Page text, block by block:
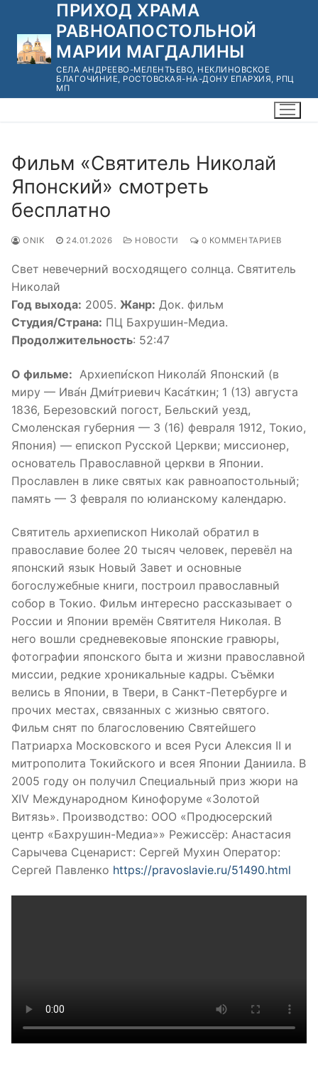
содержимому
ПРИХОД ХРАМА
РАВНОАПОСТОЛЬНОЙ
МАРИИ МАГДАЛИНЫ
СЕЛА АНДРЕЕВО-МЕЛЕНТЬЕВО, НЕКЛИНОВСКОЕ
БЛАГОЧИНИЕ, РОСТОВСКАЯ-НА-ДОНУ ЕПАРХИЯ, РПЦ
МП
Фильм «Святитель Николай
Японский» смотреть
бесплатно
ONIK 24.01.2026 НОВОСТИ 0 КОММЕНТАРИЕВ
Свет невечерний восходящего солнца. Святитель
Николай
Год выхода: 2005. Жанр: Док. фильм
Студия/Страна: ПЦ Бахрушин-Медиа.
Продолжительность: 52:47
О фильме: Архиепи́скоп Никола́й Японский (в
миру — Ива́н Дми́триевич Каса́ткин; 1 (13) августа
1836, Березовский погост, Бельский уезд,
Смоленская губерния — 3 (16) февраля 1912, Токио,
Япония) — епископ Русской Церкви; миссионер,
основатель Православной церкви в Японии.
Прославлен в лике святых как равноапостольный;
память — 3 февраля по юлианскому календарю.
Святитель архиепископ Николай обратил в
православие более 20 тысяч человек, перевёл на
японский язык Новый Завет и основные
богослужебные книги, построил православный
собор в Токио. Фильм интересно рассказывает о
России и Японии времён Святителя Николая. В
него вошли средневековые японские гравюры,
фотографии японского быта и жизни православной
миссии, редкие хроникальные кадры. Съёмки
велись в Японии, в Твери, в Санкт-Петербурге и
прочих местах, связанных с жизнью святого.
Фильм снят по благословению Святейшего
Патриарха Московского и всея Руси Алексия II и
митрополита Токийского и всея Японии Даниила. В
2005 году он получил Специальный приз жюри на
XIV Международном Кинофоруме «Золотой
Витязь». Производство: ООО «Продюсерский
центр «Бахрушин-Медиа»» Режиссёр: Анастасия
Сарычева Сценарист: Сергей Мухин Оператор:
Сергей Павленко https://pravoslavie.ru/51490.html